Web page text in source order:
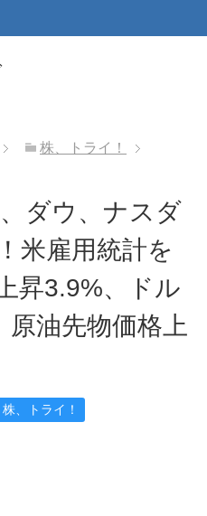
株、トライ！
ダウ、ナスダ
米雇用統計を
昇3.9%、ドル
原油先物価格上
株、トライ！